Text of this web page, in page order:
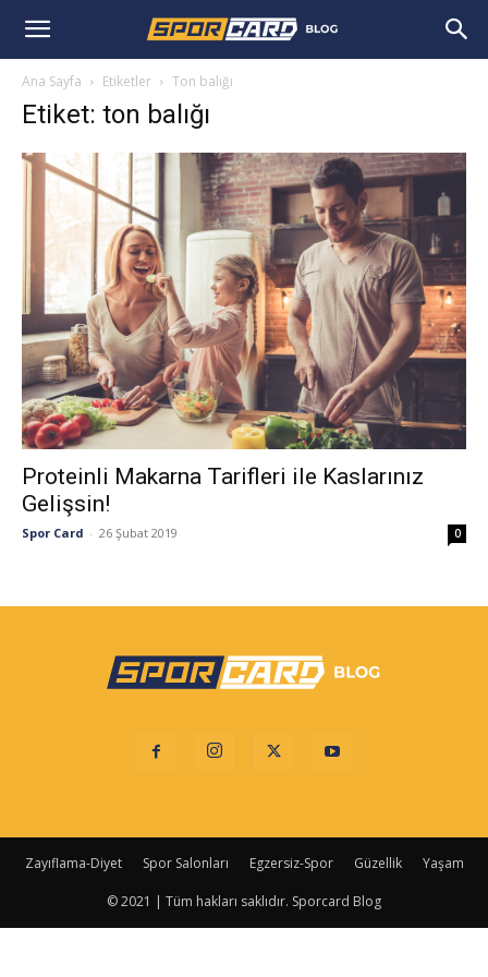
Ana Sayfa Etiketler Ton balığı
Etiket: ton balığı
Proteinli Makarna Tarifleri ile Kaslarınız
Gelişsin!
Spor Card - 26 Şubat 2019 0
Zayıflama-Diyet Spor Salonları Egzersiz-Spor Güzellik Yaşam
© 2021 | Tüm hakları saklıdır. Sporcard Blog